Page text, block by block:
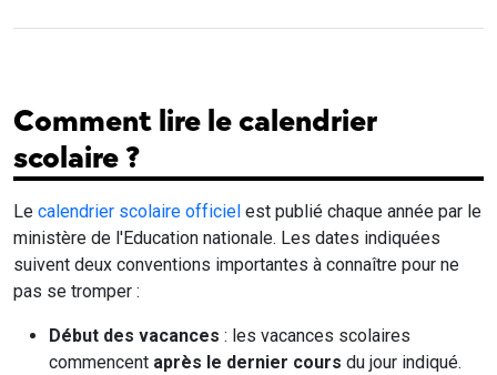
Comment lire le calendrier
scolaire ?
Le calendrier scolaire officiel est publié chaque année par le
ministère de l'Education nationale. Les dates indiquées
suivent deux conventions importantes à connaître pour ne
pas se tromper :
Début des vacances : les vacances scolaires
commencent après le dernier cours du jour indiqué.